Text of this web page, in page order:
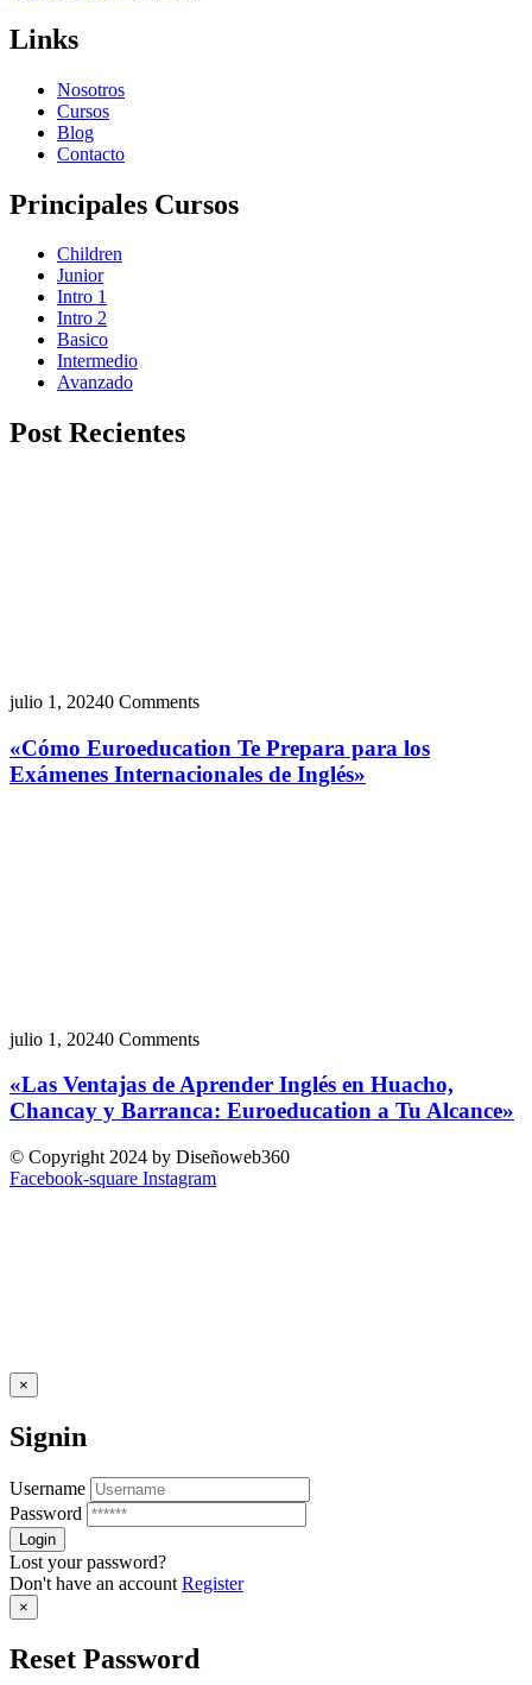
Links
Nosotros
Cursos
Blog
Contacto
Principales Cursos
Children
Junior
Intro 1
Intro 2
Basico
Intermedio
Avanzado
Post Recientes
julio 1, 20240 Comments
«Cómo Euroeducation Te Prepara para los
Exámenes Internacionales de Inglés»
julio 1, 20240 Comments
«Las Ventajas de Aprender Inglés en Huacho,
Chancay y Barranca: Euroeducation a Tu Alcance»
© Copyright 2024 by Diseñoweb360
Facebook-square Instagram
×
Signin
Username
Password
Lost your password?
Don't have an account Register
×
Reset Password